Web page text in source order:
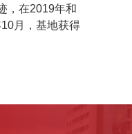
，在2019年和
月，基地获得